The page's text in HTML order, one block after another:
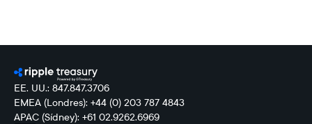
EE. UU.: 847.847.3706
EMEA (Londres): +44 (0) 203 787 4843
APAC (Sídney): +61 02.9262.6969